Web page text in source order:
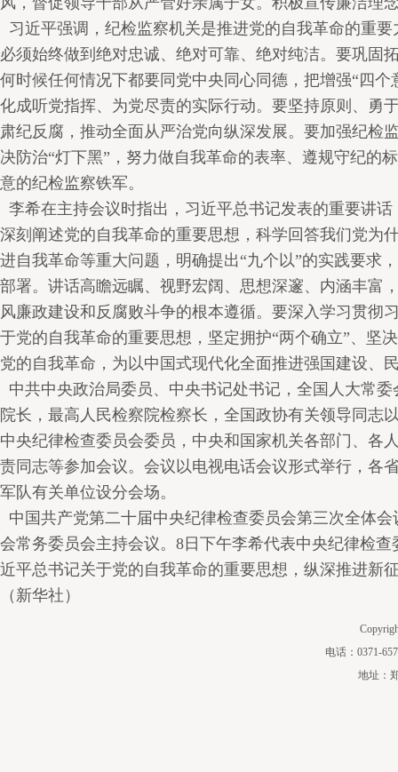
习近平强调，纪检监察机关是推进党的自我革命的重
必须始终做到绝对忠诚、绝对可靠、绝对纯洁。要巩固
何时候任何情况下都要同党中央同心同德，把增强“四个
化成听党指挥、为党尽责的实际行动。要坚持原则、勇
肃纪反腐，推动全面从严治党向纵深发展。要加强纪检
决防治“灯下黑”，努力做自我革命的表率、遵规守纪的
意的纪检监察铁军。
李希在主持会议时指出，习近平总书记发表的重要讲
深刻阐述党的自我革命的重要思想，科学回答我们党为
进自我革命等重大问题，明确提出“九个以”的实践要求
部署。讲话高瞻远瞩、视野宏阔、思想深邃、内涵丰富
风廉政建设和反腐败斗争的根本遵循。要深入学习贯彻
于党的自我革命的重要思想，坚定拥护“两个确立”、坚
党的自我革命，为以中国式现代化全面推进强国建设、
中共中央政治局委员、中央书记处书记，全国人大常
院长，最高人民检察院检察长，全国政协有关领导同志
中央纪律检查委员会委员，中央和国家机关各部门、各
责同志等参加会议。会议以电视电话会议形式举行，各
军队有关单位设分会场。
中国共产党第二十届中央纪律检查委员会第三次全体
会常务委员会主持会议。8日下午李希代表中央纪律检
近平总书记关于党的自我革命的重要思想，纵深推进新
（新华社）
电话：0371-
地址：